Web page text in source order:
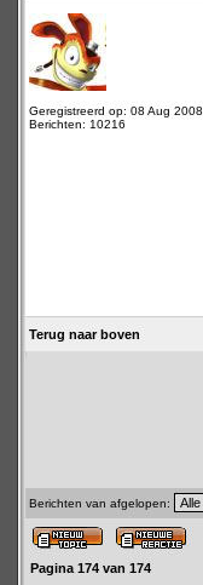
Geregistreerd op: 08 Aug 2008
Berichten: 10216
Terug naar boven
Berichten van afgelopen:
Pagina 174 van 174